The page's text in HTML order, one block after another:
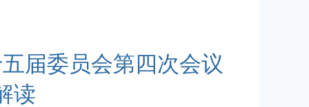
届委员会第四次会议
读